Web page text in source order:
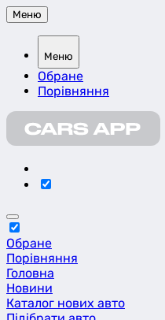
Меню
Меню
Обране
Порівняння
Обране
Порівняння
Головна
Новини
Каталог нових авто